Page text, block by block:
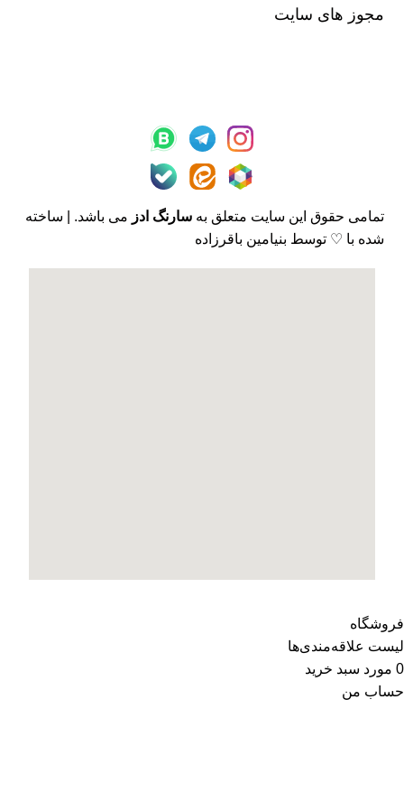
مجوز های سایت
تمامی حقوق این سایت متعلق به سارنگ ادز می باشد. | ساخته
شده با ♡ توسط بنیامین باقرزاده
فروشگاه
لیست علاقه‌مندی‌ها
0 مورد سبد خرید
حساب من